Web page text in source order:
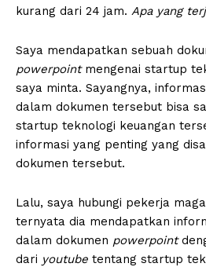
kurang dari 24 jam. Apa yang
Saya mendapatkan sebuah
powerpointmengenai startup
saya minta. Sayangnya,
dalam dokumen tersebut bisa
startup teknologi keuangan
informasi yang penting yang
dokumen tersebut.
Lalu, saya hubungi pekerja
ternyata dia mendapatkan
dalam dokumen powerpoint
dari youtube tentang startup